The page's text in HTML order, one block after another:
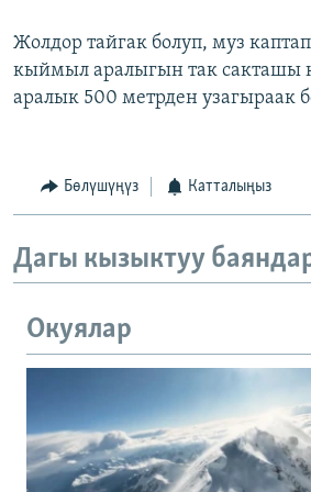
Жолдор тайгак болуп, муз
кыймыл аралыгын так сакташы
аралык 500 метрден узагыраак
Бөлүшүңүз Катталыңыз
Дагы кызыктуу
Окуялар